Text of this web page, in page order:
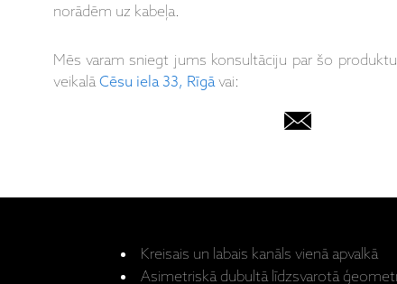
norādēm uz kabeļa.
Mēs varam sniegt jums konsultāciju par šo
veikalāCēsu iela 33, Rīgāvai:
Kreisais un labais kanāls vienā apvalkā
Asimetriskā dubultā līdzsvarotā